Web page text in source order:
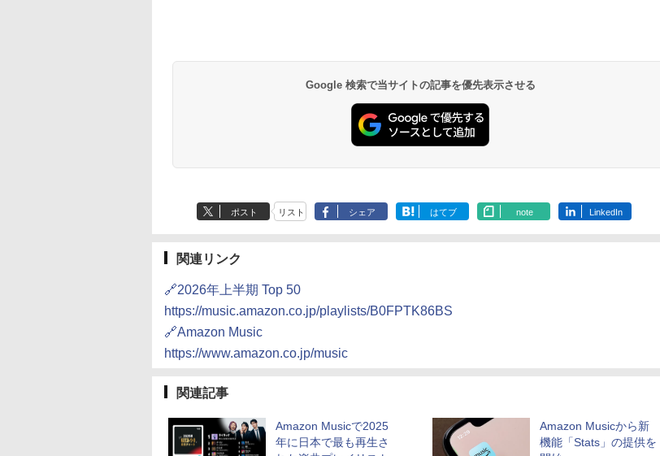
Google 検索で当サイトの記事を優先表示させる
ポスト リスト シェア はてブ note LinkedIn
関連リンク
🔗2026年上半期 Top 50
https://music.amazon.co.jp/playlists/B0FPTK86BS
🔗Amazon Music
https://www.amazon.co.jp/music
関連記事
Amazon Musicで2025
年に日本で最も再生さ
Amazon Musicから新
機能「Stats」の提供を